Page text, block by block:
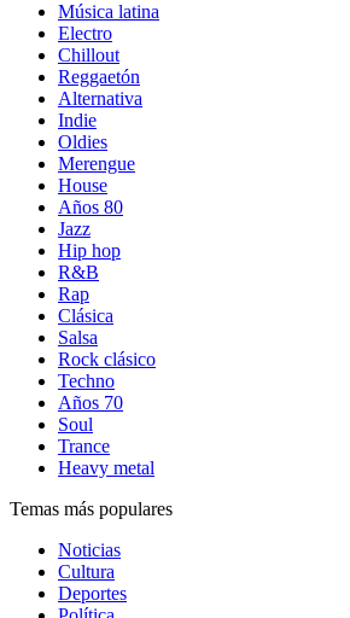
Música latina
Electro
Chillout
Reggaetón
Alternativa
Indie
Oldies
Merengue
House
Años 80
Jazz
Hip hop
R&B
Rap
Clásica
Salsa
Rock clásico
Techno
Años 70
Soul
Trance
Heavy metal
Temas más populares
Noticias
Cultura
Deportes